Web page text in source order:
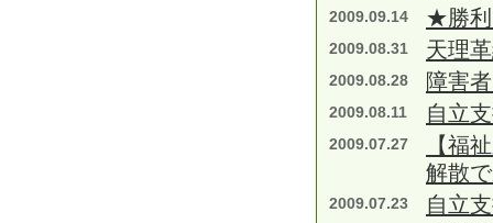
2009.09.14 ★勝
2009.08.31 天理
2009.08.28 障害
2009.08.11 自立
2009.07.27
【福
解散
2009.07.23 自立